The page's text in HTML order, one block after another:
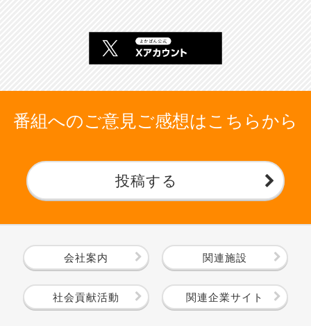
番組へのご意見ご感想はこちらから
投稿する
会社案内 関連施設
社会貢献活動 関連企業サイト